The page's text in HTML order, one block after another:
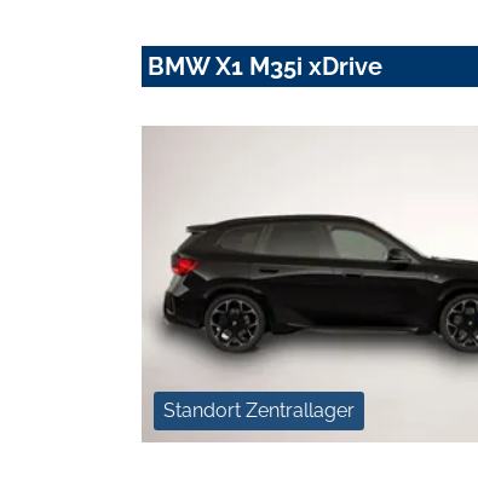
BMW X1 M35i xDrive
Standort Zentrallager